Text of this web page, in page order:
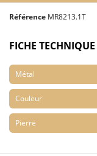
Référence MR8213.1T
FICHE TECHNIQUE
Métal
Couleur
Pierre